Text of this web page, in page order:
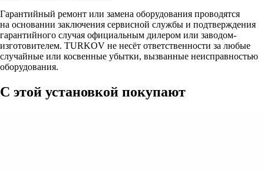
Гарантийный ремонт или замена оборудования проводятся
на основании заключения сервисной службы и подтверждения
гарантийного случая официальным дилером или заводом-
изготовителем. TURKOV не несёт ответственности за любые
случайные или косвенные убытки, вызванные неисправностью
оборудования.
С этой установкой покупают